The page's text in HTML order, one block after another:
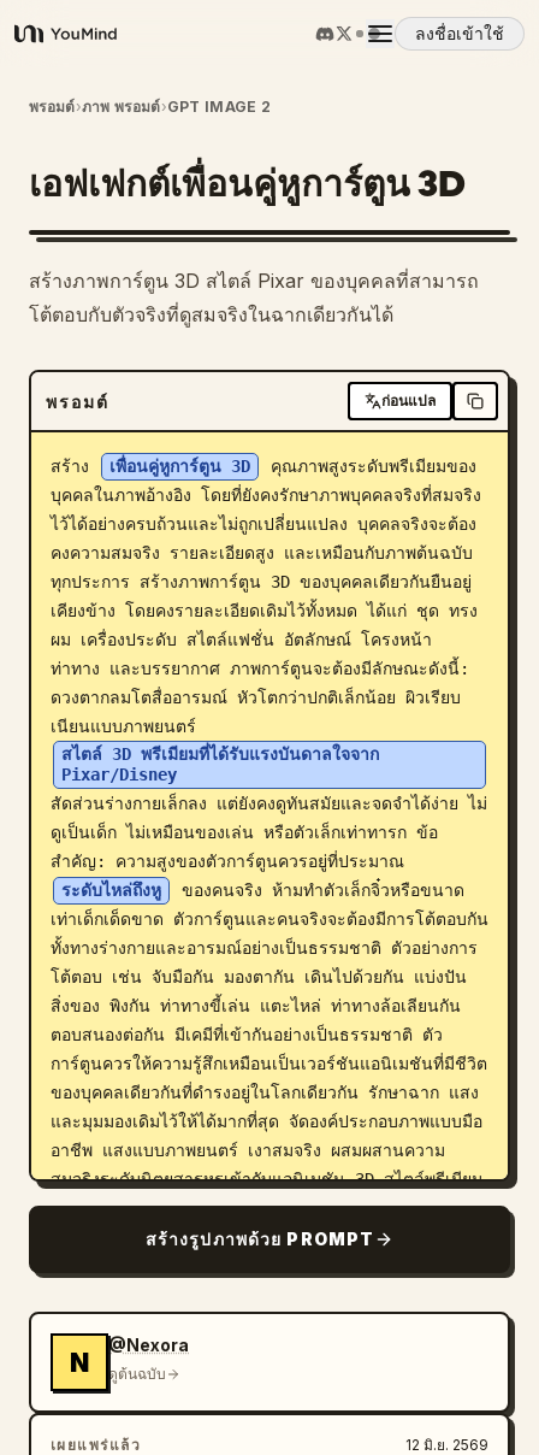
YouMind
ลงชื่อเข้าใช้
ภาพรวม
กรณีการใช้งาน
ดาวน์โหลด
บล็อก
อัปเดต
พรอมต์›ภาพ พรอมต์›GPT IMAGE 2
เอฟเฟกต์เพื่อนคู่หูการ์ตูน 3D
สร้างภาพการ์ตูน 3D สไตล์ Pixar ของบุคคลที่สามารถ
โต้ตอบกับตัวจริงที่ดูสมจริงในฉากเดียวกันได้
พรอมต์ ก่อนแปล
สร้าง เพื่อนคู่หูการ์ตูน 3D
คุณภาพสูงระดับพรีเมียมของ
บุคคลในภาพอ้างอิง โดยที่ยังคงรักษาภาพบุคคลจริงที่สมจริง
ไว้ได้อย่างครบถ้วนและไม่ถูกเปลี่ยนแปลง บุคคลจริงจะต้อง
คงความสมจริง รายละเอียดสูง และเหมือนกับภาพต้นฉบับ
ทุกประการ สร้างภาพการ์ตูน 3D ของบุคคลเดียวกันยืนอยู่
เคียงข้าง โดยคงรายละเอียดเดิมไว้ทั้งหมด ได้แก่ ชุด ทรง
ผม เครื่องประดับ สไตล์แฟชั่น อัตลักษณ์ โครงหน้า
ท่าทาง และบรรยากาศ ภาพการ์ตูนจะต้องมีลักษณะดังนี้:
ดวงตากลมโตสื่ออารมณ์ หัวโตกว่าปกติเล็กน้อย ผิวเรียบ
เนียนแบบภาพยนตร์
สไตล์ 3D พรีเมียมที่ได้รับแรงบันดาลใจจาก
Pixar/Disney
สัดส่วนร่างกายเล็กลง แต่ยังคงดูทันสมัยและจดจำได้ง่าย ไม่
ดูเป็นเด็ก ไม่เหมือนของเล่น หรือตัวเล็กเท่าทารก ข้อ
สำคัญ: ความสูงของตัวการ์ตูนควรอยู่ที่ประมาณ
ระดับไหล่ถึงหู
ของคนจริง ห้ามทำตัวเล็กจิ๋วหรือขนาด
เท่าเด็กเด็ดขาด ตัวการ์ตูนและคนจริงจะต้องมีการโต้ตอบกัน
ทั้งทางร่างกายและอารมณ์อย่างเป็นธรรมชาติ ตัวอย่างการ
โต้ตอบ เช่น จับมือกัน มองตากัน เดินไปด้วยกัน แบ่งปัน
สิ่งของ พิงกัน ท่าทางขี้เล่น แตะไหล่ ท่าทางล้อเลียนกัน
ตอบสนองต่อกัน มีเคมีที่เข้ากันอย่างเป็นธรรมชาติ ตัว
การ์ตูนควรให้ความรู้สึกเหมือนเป็นเวอร์ชันแอนิเมชันที่มีชีวิต
ของบุคคลเดียวกันที่ดำรงอยู่ในโลกเดียวกัน รักษาฉาก แสง
และมุมมองเดิมไว้ให้ได้มากที่สุด จัดองค์ประกอบภาพแบบมือ
อาชีพ แสงแบบภาพยนตร์ เงาสมจริง ผสมผสานความ
สมจริงระดับนิตยสารหรูเข้ากับแอนิเมชัน 3D สไตล์พรีเมียม
ห้ามทำตัวเล็กจิ๋ว ห้ามทำเป็นมาสคอตข้างตัว ห้ามทำท่าทาง
ที่ไม่เชื่อมโยงกัน ห้ามยืนแยกกัน ห้ามใช้สัดส่วนแบบของ
สร้างรูปภาพด้วย PROMPT
N
@Nexora
ดูต้นฉบับ
เผยแพร่แล้ว 12 มิ.ย. 2569